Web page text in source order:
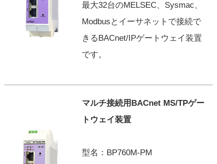
最大32台のMELSEC、Sysmac、
Modbusとイーサネットで接続で
きるBACnet/IPゲートウェイ装置
です。
マルチ接続用BACnet MS/TPゲー
トウェイ装置
型名：BP760M-PM